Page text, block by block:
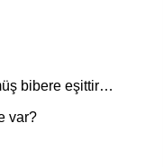
bibere eşittir…
var?